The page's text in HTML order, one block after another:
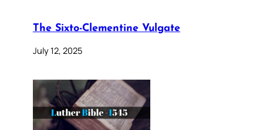
The Sixto-Clementine Vulgate
July 12, 2025